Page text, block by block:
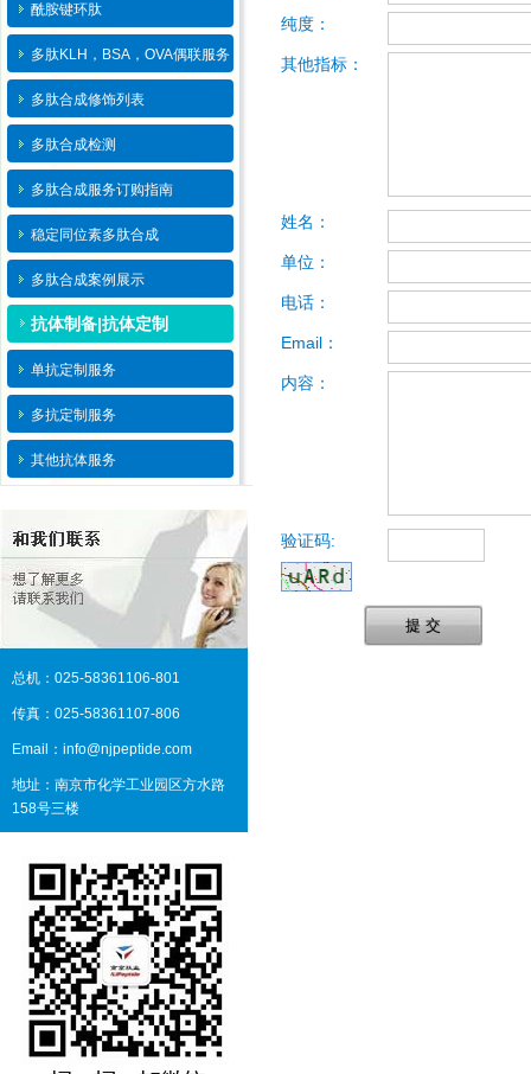
酰胺键环肽
多肽KLH，BSA，OVA偶联服务
多肽合成修饰列表
多肽合成检测
多肽合成服务订购指南
稳定同位素多肽合成
多肽合成案例展示
抗体制备|抗体定制
单抗定制服务
多抗定制服务
其他抗体服务
总机：025-58361106-801
传真：025-58361107-806
Email：info@njpeptide.com
地址：南京市化学工业园区方水路
158号三楼
纯度：
其他指标：
姓名：
单位：
电话：
Email：
内容：
验证码:
提 交